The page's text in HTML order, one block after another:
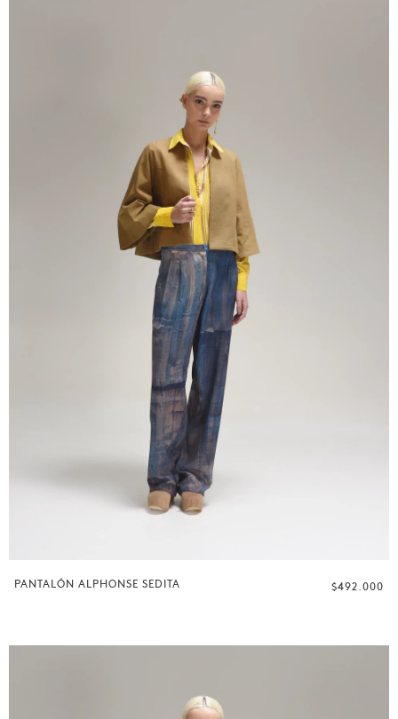
PANTALÓN ALPHONSE SEDITA $492.000